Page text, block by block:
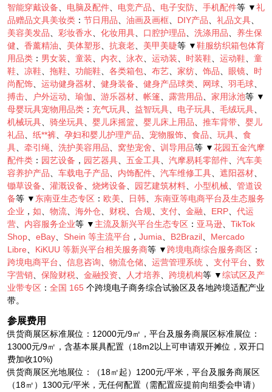
智能穿戴设备
电脑及配件 电竞产品 电子安防 手机配件等 ▼礼
品赠品文具美妆类 ： 节日用品 油画及画框 DIY产品 礼品文具
美容美发品
彩妆香水 化妆用具 口腔护理品 洗涤用品
养生保
健
香薰精油 美体塑形 抗衰老 美甲美睫等 ▼鞋服纺织箱包体育
用品类 ： 男女装 童装 内衣 泳衣 运动装 时装鞋 运动鞋
童
鞋
凉鞋 拖鞋 功能鞋 各类箱包 布艺 家纺 饰品 眼镜
时
尚配饰
运动健身器材 健身装备 健身产品球类 网球 羽毛球
搏击
户外运动 瑜伽 游乐器材 帐篷 露营用品 家用泳池等 ▼
母婴玩具宠物用品类 ： 充气玩具 益智玩具 电子玩具 毛绒玩具
机械玩具
骑坐玩具 婴儿床摇篮 婴儿床上用品 推车背带
婴儿
礼品
纸**裤 孕妇和婴儿护理产品 宠物服饰 食品 玩具
食
具
牵引绳 洗护美容用品 窝垫宠舍 训导用品等 ▼花园五金汽摩
配件类 ： 园艺设备 ， 园艺器具 五金工具 汽摩易耗零部件
汽车美
容养护产品
车载电子产品 内饰配件 汽车维修工具 遮阳器材
锄草设备
灌溉设备 烧烤设备 园艺建筑材料 小型机械
管道设
备等 ▼ 东南亚生态专区 ： 欧美 日韩
东南亚等电商平台及生态服务
企业 ， 如 物流 海外仓 财税 合规 支付 金融 ERP
代运
营
内容服务企业等 ▼ 主流及新兴平台生态专区 ： 亚马逊
TikTok
Shop
eBay Shein 等主流平台 ， Jumia B2Brazil
Mercado
Libre
KiKUU 等新兴平台相关服务商等 ▼ 跨境电商综合服务商区 ：
跨境电商平台
信息咨询 物流仓储 运营管理系统 支付平台
数
字营销
保险财税 金融投资 人才培养 跨境机构等 ▼综试区及产
业带专区 ： 全国 165 个跨境电子商务综合试验区及各地跨境适配产业
带。
参展费用
供货商展区标准展位：12000元/9㎡，平台及服务商展区标准展位：
13000元/9㎡，含基本展具配置（18m2以上可申请双开摊位，双开口
费加收10%)
供货商展区光地展位：（18㎡起）1200元/平米，平台及服务商展区
（18㎡）1300元/平米，无任何配置（需配置应提前向组委会申请）